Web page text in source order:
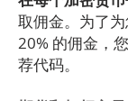
取佣金。为了
20% 的佣金，
荐代码。